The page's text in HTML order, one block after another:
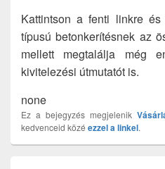
Kattintson a fenti linkre
típusú betonkerítésnek az
mellett megtalálja még
kivitelezési útmutatót is.
none
Ez a bejegyzés megjelenik
kedvenceid közé ezzel a linkel.